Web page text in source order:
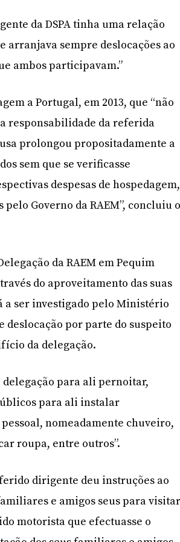
da DSPA tinha uma relação
arranjava sempre deslocações ao
ambos participavam.”
a Portugal, em 2013, que “não
responsabilidade da referida
prolongou propositadamente a
sem que se verificasse
despesas de hospedagem,
Governo da RAEM”, concluiu
da RAEM em Pequim
do aproveitamento das suas
a ser investigado pelo Ministério
deslocação por parte do suspeito
da delegação.
para ali pernoitar,
para ali instalar
nomeadamente chuveiro,
roupa, entre outros”.
dirigente deu instruções ao
e amigos seus para
motorista que efectuasse o